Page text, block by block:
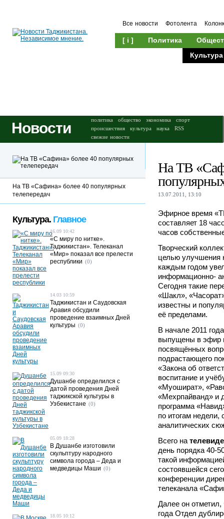
Все новости Фотолента
[ i ] Политика
Культура
Новости политика общество экономика
спорт
происшествия
культура наука
RSS
свежие новости
На ТВ
13.07.2011, 13:10
Эфирное время
составляет 18
часов
Творческий
целью улучшения
каждым годом
информационно-
Сегодня такие
«Шакл»,
известны и
её пределами.
В начале 2011
выпущены в эфир
посвящённых
подрастающего
«Закона об
воспитание и
«Муошират»,
«Мехрпайванд» и
программа
по итогам недели,
аналитических
Всего на
день порядка 40-
такой
состоявшейся
конференции
телеканала
Далее он отметил,
года Отдел
На ТВ «Сафина» более 40 популярных
телепередач
Культура. Главное
16.09 10:42
«С миру по нитке».
Таджикистан». Телеканал
«Мир» показал все прелести
республики (0)
14.03 10:59
Таджикистан и Саудовская
Аравия обсудили
проведение взаимных Дней
культуры (0)
15.09 09:30
Душанбе определился с
датой проведения Дней
таджикской культуры в
Узбекистане (0)
05.09 18:28
В Душанбе изготовили
скульптуру народного
символа города – Деда и
медведицы Маши (0)
18.05 10:12